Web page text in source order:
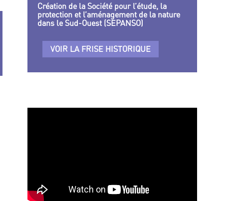
Création de la Société pour l’étude, la
protection et l’aménagement de la nature
dans le Sud-Ouest (SEPANSO)
VOIR LA FRISE HISTORIQUE